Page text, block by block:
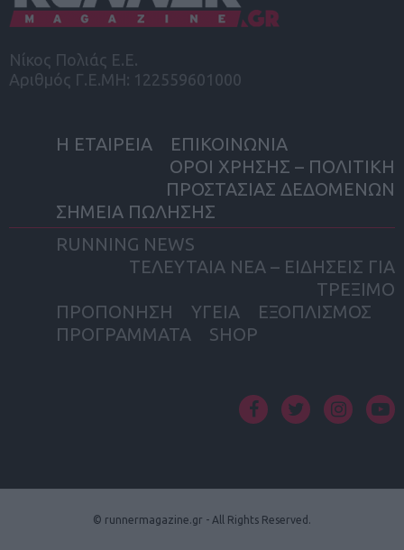
Νίκος Πολιάς Ε.Ε.
Αριθμός Γ.Ε.ΜΗ: 122559601000
Η ΕΤΑΙΡΕΙΑ
ΕΠΙΚΟΙΝΩΝΙΑ
ΟΡΟΙ ΧΡΗΣΗΣ – ΠΟΛΙΤΙΚΗ
ΠΡΟΣΤΑΣΙΑΣ ΔΕΔΟΜΕΝΩΝ
ΣΗΜΕΙΑ ΠΩΛΗΣΗΣ
RUNNING NEWS
ΤΕΛΕΥΤΑΙΑ ΝΕΑ – ΕΙΔΗΣΕΙΣ ΓΙΑ
ΤΡΕΞΙΜΟ
ΠΡΟΠΟΝΗΣΗ
ΥΓΕΙΑ
ΕΞΟΠΛΙΣΜΟΣ
ΠΡΟΓΡΑΜΜΑΤΑ
SHOP
© runnermagazine.gr - All Rights Reserved.